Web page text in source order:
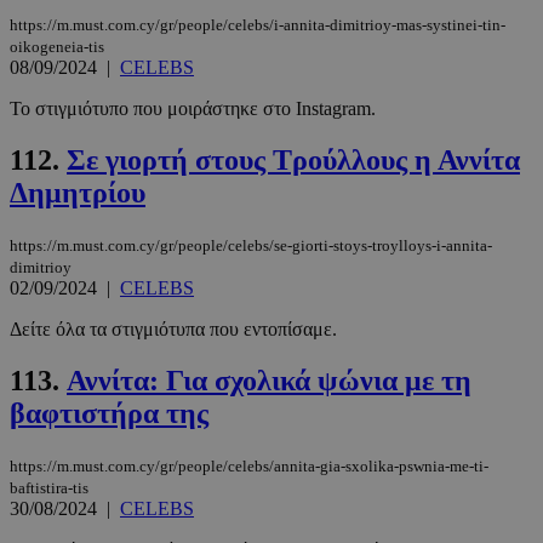
https://m.must.com.cy/gr/people/celebs/i-annita-dimitrioy-mas-systinei-tin-
oikogeneia-tis
08/09/2024 | CELEBS
Το στιγμιότυπο που μοιράστηκε στο Instagram.
112. Σε γιορτή στους Τρούλλους η Αννίτα
Δημητρίου
https://m.must.com.cy/gr/people/celebs/se-giorti-stoys-troylloys-i-annita-
dimitrioy
02/09/2024 | CELEBS
Δείτε όλα τα στιγμιότυπα που εντοπίσαμε.
113. Αννίτα: Για σχολικά ψώνια με τη
βαφτιστήρα της
https://m.must.com.cy/gr/people/celebs/annita-gia-sxolika-pswnia-me-ti-
baftistira-tis
30/08/2024 | CELEBS